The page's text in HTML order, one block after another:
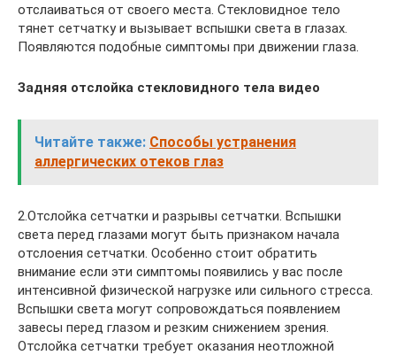
отслаиваться от своего места. Стекловидное тело
тянет сетчатку и вызывает вспышки света в глазах.
Появляются подобные симптомы при движении глаза.
Задняя отслойка стекловидного тела видео
Читайте также: Способы устранения
аллергических отеков глаз
2.Отслойка сетчатки и разрывы сетчатки. Вспышки
света перед глазами могут быть признаком начала
отслоения сетчатки. Особенно стоит обратить
внимание если эти симптомы появились у вас после
интенсивной физической нагрузке или сильного стресса.
Вспышки света могут сопровождаться появлением
завесы перед глазом и резким снижением зрения.
Отслойка сетчатки требует оказания неотложной